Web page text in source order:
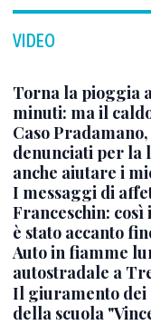
VIDEO
Torna la pioggia
minuti: ma il
Caso
denunciati per la
anche aiutare i
I messaggi di
Franceschin:
è stato accanto
Auto in fiamme
autostradale a
Il giuramento dei
della scuola